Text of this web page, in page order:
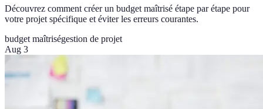
Découvrez comment créer un budget maîtrisé étape par étape pour
votre projet spécifique et éviter les erreurs courantes.
budget maîtriségestion de projet
Aug 3